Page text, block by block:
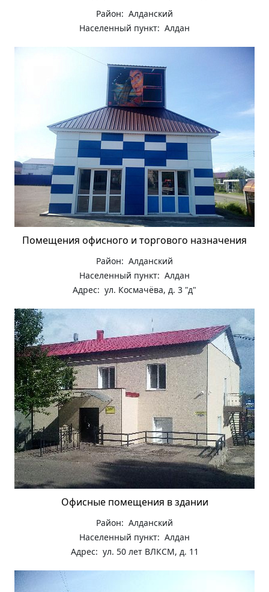
Район: Алданский
Населенный пункт: Алдан
Помещения офисного и торгового назначения
Район: Алданский
Населенный пункт: Алдан
Адрес: ул. Космачёва, д. 3 "д"
Офисные помещения в здании
Район: Алданский
Населенный пункт: Алдан
Адрес: ул. 50 лет ВЛКСМ, д. 11